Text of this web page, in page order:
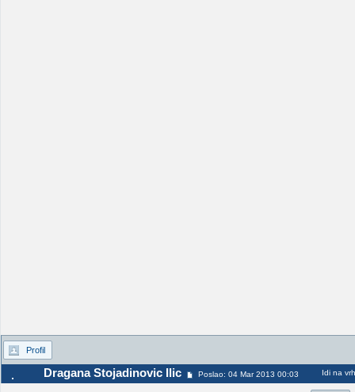
Profil
Dragana Stojadinovic Ilic Poslao: 04 Mar 2013 00:03 Idi na vrh